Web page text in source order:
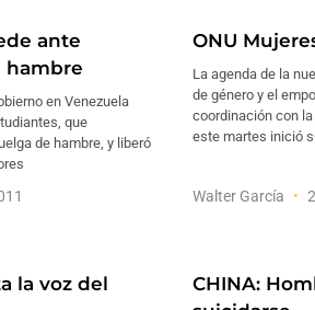
ante
hambre
en Venezuela
que
de hambre, y liberó
ONU
La agenda de la
de género y el
coordinación con
este martes inició
Walter García
la voz del
CHINA: